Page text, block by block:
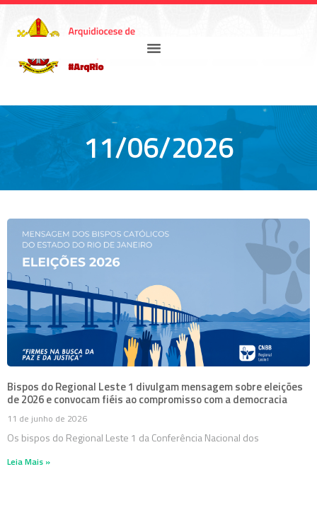
11/06/2026
Bispos do Regional Leste 1 divulgam mensagem sobre eleições
de 2026 e convocam fiéis ao compromisso com a democracia
11 de junho de 2026
Os bispos do Regional Leste 1 da Conferência Nacional dos
Leia Mais »